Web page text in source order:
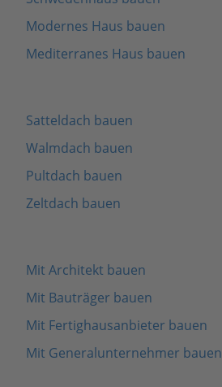
Modernes Haus bauen
Mediterranes Haus bauen
Satteldach bauen
Walmdach bauen
Pultdach bauen
Zeltdach bauen
Mit Architekt bauen
Mit Bauträger bauen
Mit Fertighausanbieter bauen
Mit Generalunternehmer bauen